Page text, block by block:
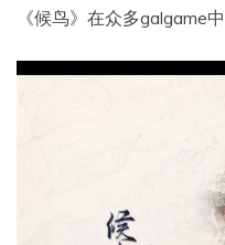
《候鸟》在众多galgame